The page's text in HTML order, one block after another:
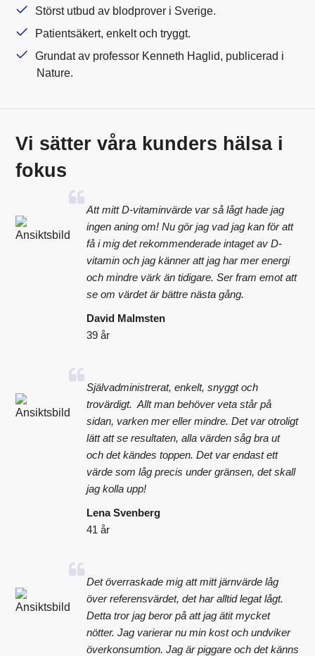
Störst utbud av blodprover i Sverige.
Patientsäkert, enkelt och tryggt.
Grundat av professor Kenneth Haglid, publicerad i
Nature.
Vi sätter våra kunders hälsa i
fokus
Att mitt D-vitaminvärde var så lågt hade jag
ingen aning om! Nu gör jag vad jag kan för att
få i mig det rekommenderade intaget av D-
vitamin och jag känner att jag har mer energi
och mindre värk än tidigare. Ser fram emot att
se om värdet är bättre nästa gång.
David Malmsten
39 år
Självadministrerat, enkelt, snyggt och
trovärdigt. Allt man behöver veta står på
sidan, varken mer eller mindre. Det var otroligt
lätt att se resultaten, alla värden såg bra ut
och det kändes toppen. Det var endast ett
värde som låg precis under gränsen, det skall
jag kolla upp!
Lena Svenberg
41 år
Det överraskade mig att mitt järnvärde låg
över referensvärdet, det har alltid legat lågt.
Detta tror jag beror på att jag ätit mycket
nötter. Jag varierar nu min kost och undviker
överkonsumtion. Jag är piggare och det känns